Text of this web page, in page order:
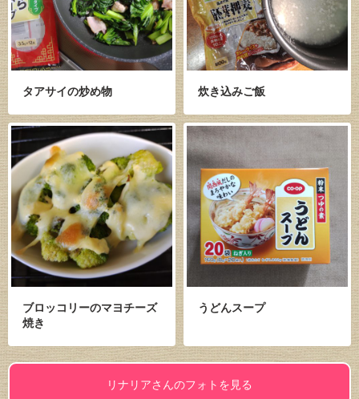
タアサイの炒め物 炊き込みご飯
ブロッコリーのマヨチーズ
焼き
うどんスープ
リナリアさんのフォトを見る